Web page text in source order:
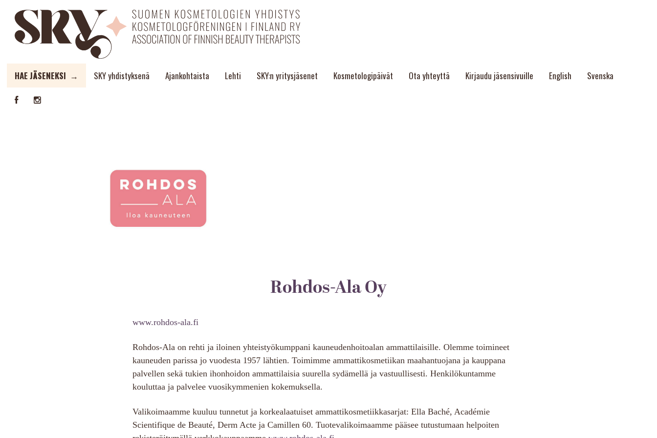
HAE JÄSENEKSI → SKY yhdistyksenä Ajankohtaista Lehti SKY:n yritysjäsenet Kosmetologipäivät Ota yhteyttä Kirjaudu jäsensivuille English Svenska
Rohdos-Ala Oy
www.rohdos-ala.fi
Rohdos-Ala on rehti ja iloinen yhteistyökumppani kauneudenhoitoalan ammattilaisille. Olemme toimineet
kauneuden parissa jo vuodesta 1957 lähtien. Toimimme ammattikosmetiikan maahantuojana ja kauppana
palvellen sekä tukien ihonhoidon ammattilaisia suurella sydämellä ja vastuullisesti. Henkilökuntamme
kouluttaa ja palvelee vuosikymmenien kokemuksella.
Valikoimaamme kuuluu tunnetut ja korkealaatuiset ammattikosmetiikkasarjat: Ella Baché, Académie
Scientifique de Beauté, Derm Acte ja Camillen 60. Tuotevalikoimaamme pääsee tutustumaan helpoiten